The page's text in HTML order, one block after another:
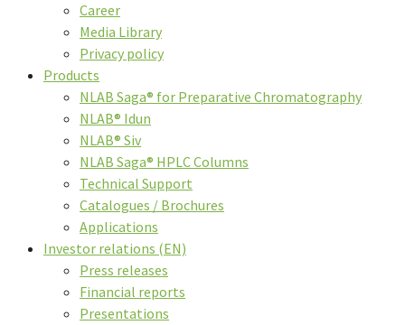
Career
Media Library
Privacy policy
Products
NLAB Saga® for Preparative Chromatography
NLAB® Idun
NLAB® Siv
NLAB Saga® HPLC Columns
Technical Support
Catalogues / Brochures
Applications
Investor relations (EN)
Press releases
Financial reports
Presentations